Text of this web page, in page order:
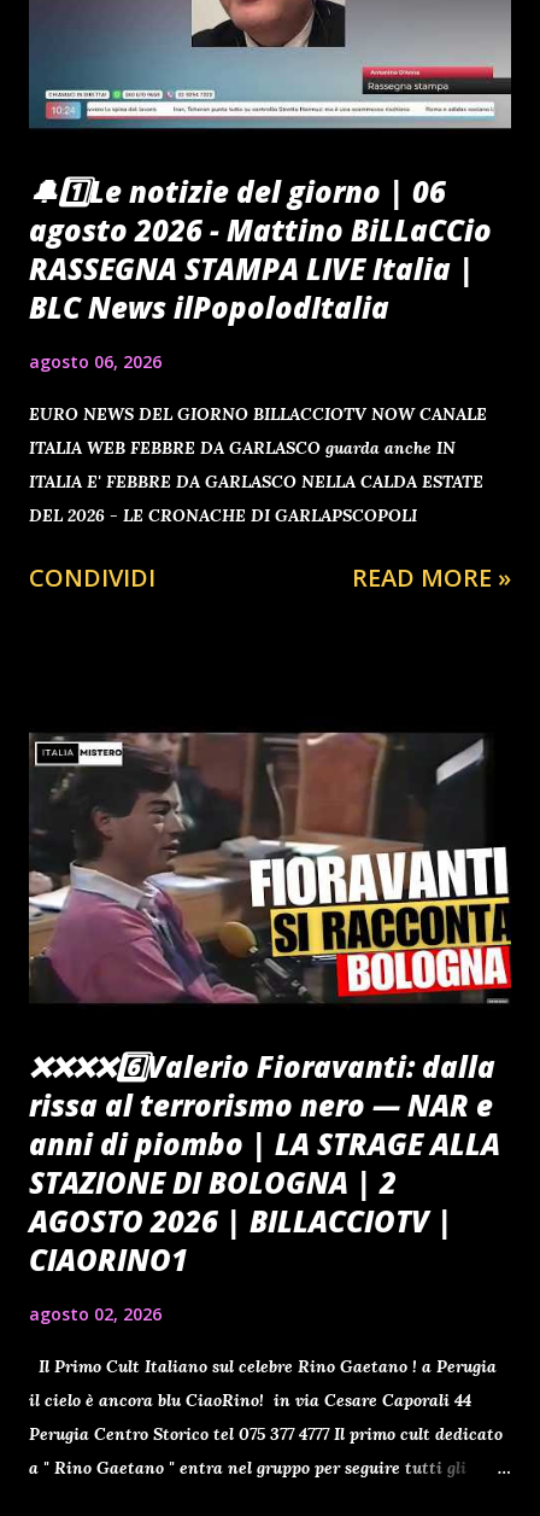
🔔1️⃣Le notizie del giorno | 06
agosto 2026 - Mattino BiLLaCCio
RASSEGNA STAMPA LIVE Italia |
BLC News ilPopolodItalia
agosto 06, 2026
EURO NEWS DEL GIORNO BILLACCIOTV NOW CANALE
ITALIA WEB FEBBRE DA GARLASCO guarda anche IN
ITALIA E' FEBBRE DA GARLASCO NELLA CALDA ESTATE
DEL 2026 - LE CRONACHE DI GARLAPSCOPOLI
CONDIVIDI READ MORE »
❌️❌️❌️❌️6️⃣Valerio Fioravanti: dalla
rissa al terrorismo nero — NAR e
anni di piombo | LA STRAGE ALLA
STAZIONE DI BOLOGNA | 2
AGOSTO 2026 | BILLACCIOTV |
CIAORINO1
agosto 02, 2026
Il Primo Cult Italiano sul celebre Rino Gaetano ! a Perugia
il cielo è ancora blu CiaoRino! in via Cesare Caporali 44
Perugia Centro Storico tel 075 377 4777 Il primo cult dedicato
a " Rino Gaetano " entra nel gruppo per seguire tutti gli